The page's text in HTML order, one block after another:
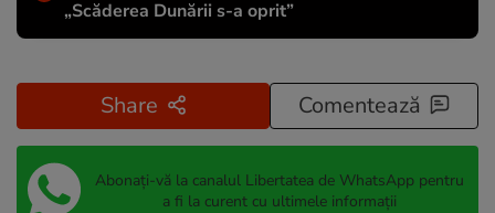
„Scăderea Dunării s-a oprit”
Share Comentează
Abonați-vă la canalul Libertatea de WhatsApp pentru
a fi la curent cu ultimele informații